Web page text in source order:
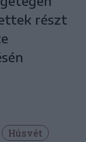
részt
Húsvét